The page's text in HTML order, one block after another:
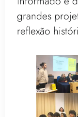
grandes
reflexão